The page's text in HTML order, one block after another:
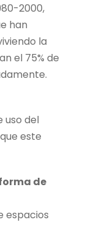
2000,
han
la
el 75% de
uso del
este
de
espacios